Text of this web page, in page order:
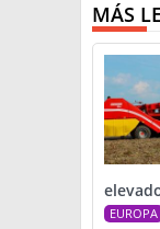
MÁS
EUROPA